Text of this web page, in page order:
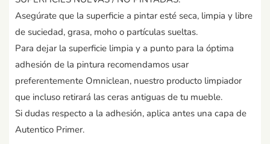
Asegúrate que la superficie a pintar esté seca, limpia y libre
de suciedad, grasa, moho o partículas sueltas.
Para dejar la superficie limpia y a punto para la óptima
adhesión de la pintura recomendamos usar
preferentemente Omniclean, nuestro producto limpiador
que incluso retirará las ceras antiguas de tu mueble.
Si dudas respecto a la adhesión, aplica antes una capa de
Autentico Primer.